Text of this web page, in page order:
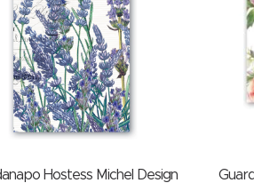
Hostess Michel Design